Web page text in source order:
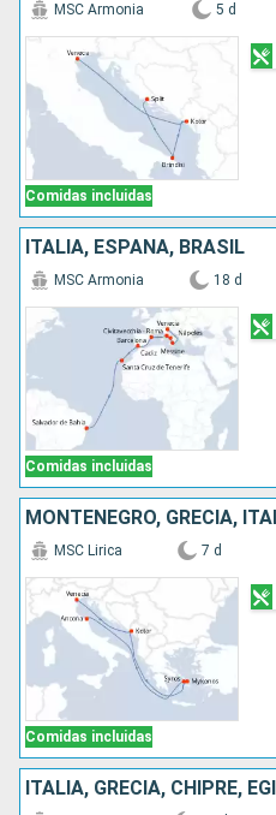
Comidas incluidas
MSC Armonia 5 d
ITALIA, ESPAÑA, BRASIL
Comidas incluidas
MSC Armonia 18 d
MONTENEGRO, GRECIA,
Comidas incluidas
MSC Lirica 7 d